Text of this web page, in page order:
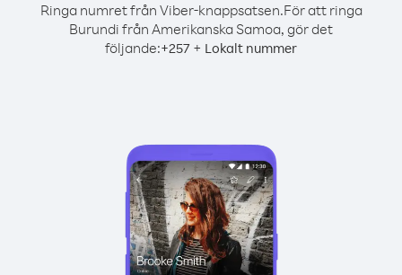
Ringa numret från Viber-knappsatsen.För att ringa
Burundi från Amerikanska Samoa, gör det
följande:+257 + Lokalt nummer